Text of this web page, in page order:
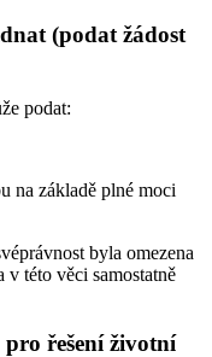
(podat žádost
podat:
na základě plné moci
byla omezena
v této věci samostatně
řešení životní